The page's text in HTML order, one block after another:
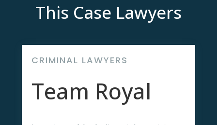
This Case Lawyers
CRIMINAL LAWYERS
Team Royal